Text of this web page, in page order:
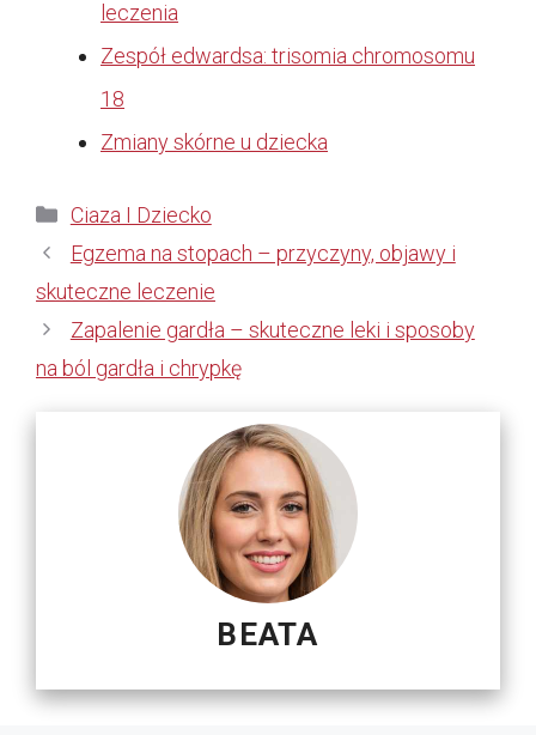
leczenia
Zespół edwardsa: trisomia chromosomu
18
Zmiany skórne u dziecka
Kategorie
Ciaza I Dziecko
Egzema na stopach – przyczyny, objawy i
skuteczne leczenie
Zapalenie gardła – skuteczne leki i sposoby
na ból gardła i chrypkę
BEATA